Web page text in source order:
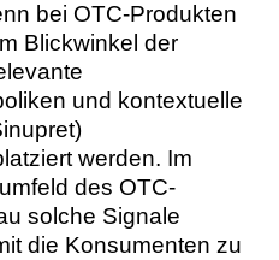
bei OTC-Produkten
Blickwinkel der
und kontextuelle
werden. Im
des OTC-
solche Signale
die Konsumenten zu